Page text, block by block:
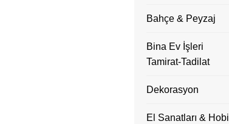
Bahçe & Peyzaj
Bina Ev İşleri
Tamirat-Tadilat
Dekorasyon
El Sanatları & Hobi